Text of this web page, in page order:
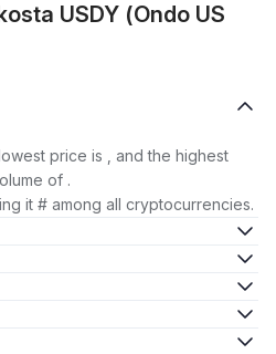
USDY (Ondo US
price is , and the highest
of .
it # among all cryptocurrencies.